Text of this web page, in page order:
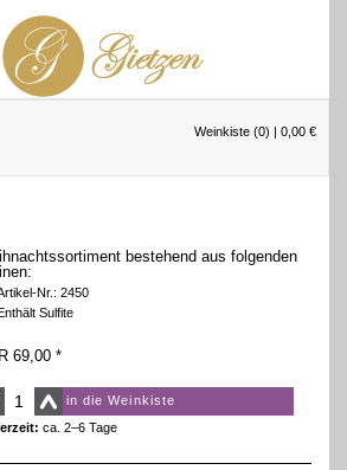
Weinkiste (0) | 0,00 €
bestehend aus folgenden
Nr.: 2450
Sulfite
69,00 *
in die Weinkiste
ca. 2–6 Tage